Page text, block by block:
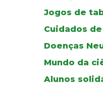
Jogos de
Cuidados
Doenças
Mundo da
Alunos